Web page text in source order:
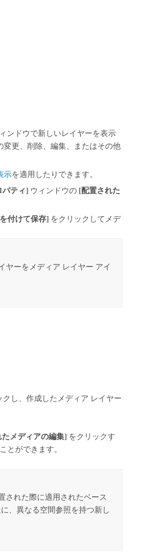
ンドウで新しいレイヤーを表示
更、削除、編集、またはその他
示を適用したりできます。
パティ]ウィンドウの [配置された
付けて保存]をクリックしてメデ
ヤーをメディア レイヤー アイ
クし、作成したメディア レイヤー
メディアの編集] をクリックす
とができます。
された際に適用されたベース
、異なる空間参照を持つ新し